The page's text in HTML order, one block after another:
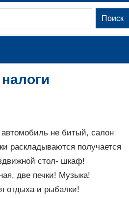
Поиск
не битый, салон
раскладываются получается
стол- шкаф!
две печки! Музыка!
отдыха и рыбалки!